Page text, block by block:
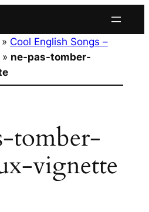
Cool English Songs –
» ne-pas-tomber-
tomber-
vignette